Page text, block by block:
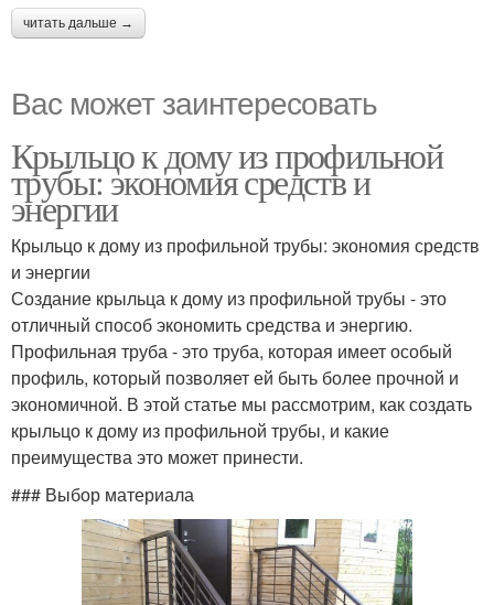
читать дальше →
Вас может заинтересовать
Крыльцо к дому из профильной
трубы: экономия средств и
энергии
Крыльцо к дому из профильной трубы: экономия средств
и энергии
Создание крыльца к дому из профильной трубы - это
отличный способ экономить средства и энергию.
Профильная труба - это труба, которая имеет особый
профиль, который позволяет ей быть более прочной и
экономичной. В этой статье мы рассмотрим, как создать
крыльцо к дому из профильной трубы, и какие
преимущества это может принести.
### Выбор материала